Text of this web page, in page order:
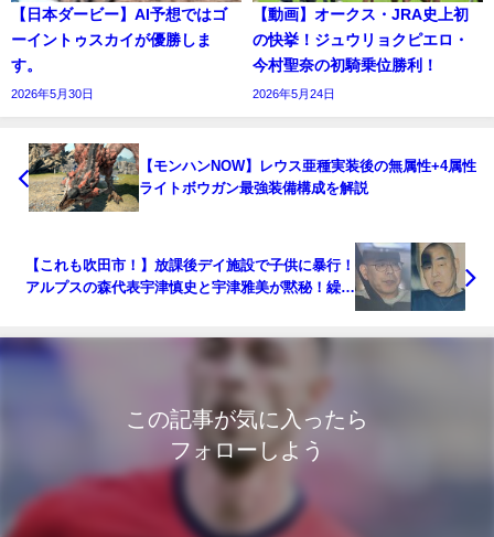
【日本ダービー】AI予想ではゴ
ーイントゥスカイが優勝しま
す。
2026年5月30日
【動画】オークス・JRA史上初
の快挙！ジュウリョクピエロ・
今村聖奈の初騎乗位勝利！
2026年5月24日
【モンハンNOW】レウス亜種実装後の無属性+4属性
ライトボウガン最強装備構成を解説
【これも吹田市！】放課後デイ施設で子供に暴行！
アルプスの森代表宇津慎史と宇津雅美が黙秘！繰り
この記事が気に入ったら
フォローしよう